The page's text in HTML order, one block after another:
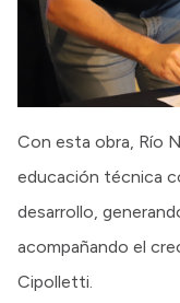
Con esta obra, Río
educación técnica
desarrollo,
acompañando el
Cipolletti.